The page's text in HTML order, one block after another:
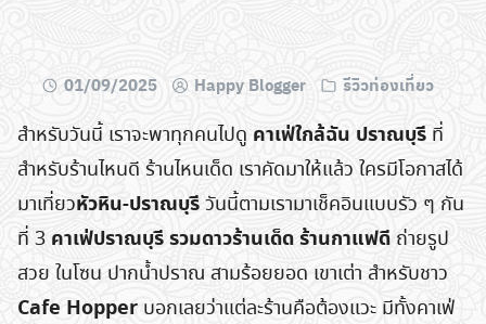
01/09/2025 Happy Blogger รีวิวท่องเที่ยว
สำหรับวันนี้ เราจะพาทุกคนไปดู คาเฟ่ใกล้ฉัน ปราณบุรี ที่
สำหรับร้านไหนดี ร้านไหนเด็ด เราคัดมาให้แล้ว ใครมีโอกาสได้
มาเที่ยวหัวหิน-ปราณบุรีวันนี้ตามเรามาเช็คอินแบบรัว ๆ กัน
ที่ 3 คาเฟ่ปราณบุรี รวมดาวร้านเด็ด ร้านกาแฟดี ถ่ายรูป
สวย ในโซน ปากน้ำปราณ สามร้อยยอด เขาเต่า สำหรับชาว
Cafe Hopper บอกเลยว่าแต่ละร้านคือต้องแวะ มีทั้งคาเฟ่